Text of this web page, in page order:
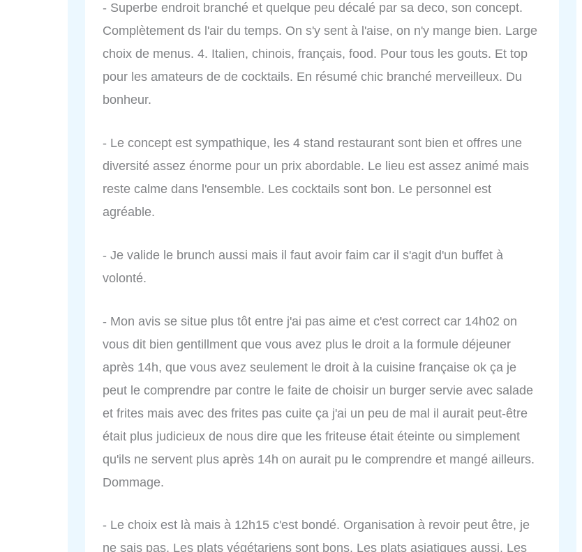
- Superbe endroit branché et quelque peu décalé par sa deco, son concept.
Complètement ds l'air du temps. On s'y sent à l'aise, on n'y mange bien. Large
choix de menus. 4. Italien, chinois, français, food. Pour tous les gouts. Et top
pour les amateurs de de cocktails. En résumé chic branché merveilleux. Du
bonheur.
- Le concept est sympathique, les 4 stand restaurant sont bien et offres une
diversité assez énorme pour un prix abordable. Le lieu est assez animé mais
reste calme dans l'ensemble. Les cocktails sont bon. Le personnel est
agréable.
- Je valide le brunch aussi mais il faut avoir faim car il s'agit d'un buffet à
volonté.
- Mon avis se situe plus tôt entre j'ai pas aime et c'est correct car 14h02 on
vous dit bien gentillment que vous avez plus le droit a la formule déjeuner
après 14h, que vous avez seulement le droit à la cuisine française ok ça je
peut le comprendre par contre le faite de choisir un burger servie avec salade
et frites mais avec des frites pas cuite ça j'ai un peu de mal il aurait peut-être
était plus judicieux de nous dire que les friteuse était éteinte ou simplement
qu'ils ne servent plus après 14h on aurait pu le comprendre et mangé ailleurs.
Dommage.
- Le choix est là mais à 12h15 c'est bondé. Organisation à revoir peut être, je
ne sais pas. Les plats végétariens sont bons. Les plats asiatiques aussi. Les